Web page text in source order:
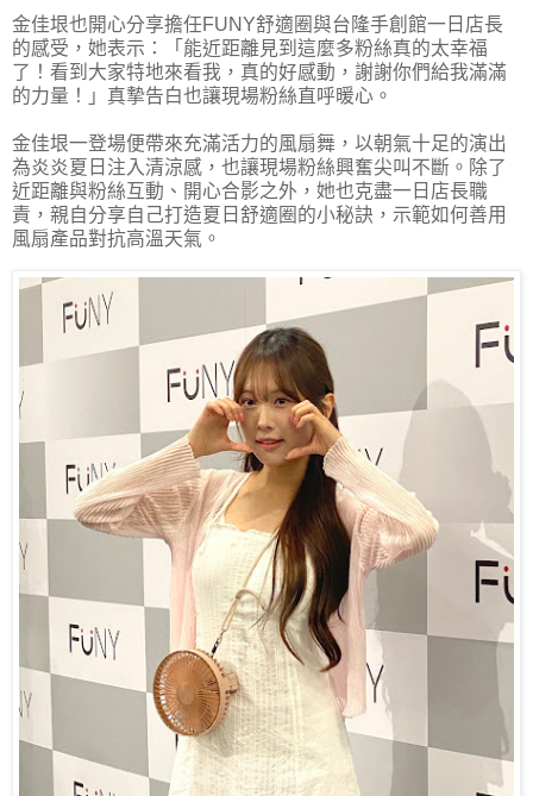
金佳垠也開心分享擔任FUNY舒適圈與台隆手創館一日店長
的感受，她表示：「能近距離見到這麼多粉絲真的太幸福
了！看到大家特地來看我，真的好感動，謝謝你們給我滿滿
的力量！」真摯告白也讓現場粉絲直呼暖心。
金佳垠一登場便帶來充滿活力的風扇舞，以朝氣十足的演出
為炎炎夏日注入清涼感，也讓現場粉絲興奮尖叫不斷。除了
近距離與粉絲互動、開心合影之外，她也克盡一日店長職
責，親自分享自己打造夏日舒適圈的小秘訣，示範如何善用
風扇產品對抗高溫天氣。